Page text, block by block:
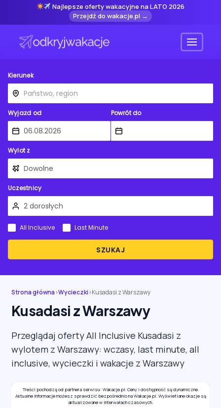
Najlepsze oferty wakacyjne na LATO 2026
Przejdź do wakacje.pl →
Menu
Kierunek
Wyjazd od Powrót do
Wylot z
Uczestnicy
SZUKAJ
All Inclusive Last Minute
Strona główna›Wycieczki›Kusadasi z Warszawy
Kusadasi z Warszawy
Przeglądaj oferty All Inclusive Kusadasi z
wylotem z Warszawy: wczasy, last minute, all
inclusive, wycieczki i wakacje z Warszawy
Treści pochodzą od partnera serwisu: Wakacje.pl. Ceny i dostępność są dynamiczne.
Aktualne informacje możesz sprawdzić bezpośrednio na Wakacje.pl. Wyświetlane okazje są
aktualizowane w interwałach czasowych.